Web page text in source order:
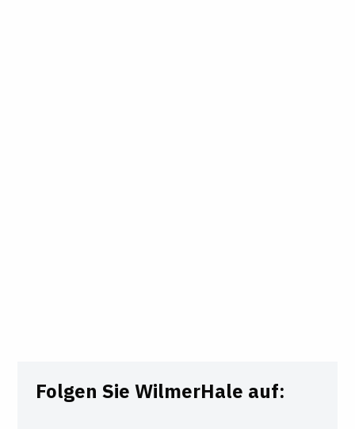
Folgen Sie WilmerHale auf: